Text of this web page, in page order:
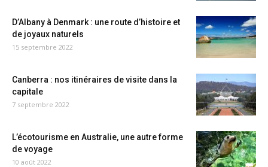
D’Albany à Denmark : une route d’histoire et
de joyaux naturels
15 septembre 2022
Canberra : nos itinéraires de visite dans la
capitale
7 septembre 2022
L’écotourisme en Australie, une autre forme
de voyage
10 août 2022